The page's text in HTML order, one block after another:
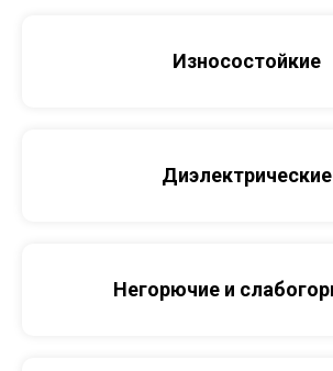
Износостойкие
Диэлектрические
Негорючие и